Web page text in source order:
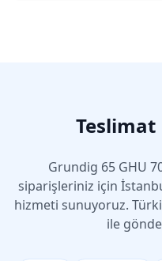
Grundig 65 GHU
siparişleriniz için
hizmeti sunuyoruz.
ile